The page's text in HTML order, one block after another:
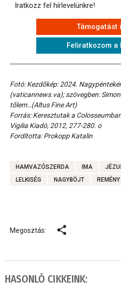
Iratkozz fel hírlevelünkre!
Támogatást
Feliratkozom a
Fotó: Kezdőkép: 2024.
(vaticannews.va); szövegben:
tőlem…(Altus Fine Art)
Forrás: Keresztutak a
Vigilia Kiadó, 2012, 277-280. o
Fordította: Prokopp Katalin
HAMVAZÓSZERDA IMA
LELKISÉG
NAGYBÖJT REMÉNY
Megosztás:
HASONLÓ CIKKEINK: